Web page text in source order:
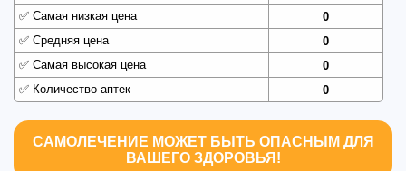
✅ Самая низкая цена
0
✅ Средняя цена
0
✅ Самая высокая цена
0
✅ Количество аптек 0
САМОЛЕЧЕНИЕ МОЖЕТ БЫТЬ ОПАСНЫМ ДЛЯ
ВАШЕГО ЗДОРОВЬЯ!